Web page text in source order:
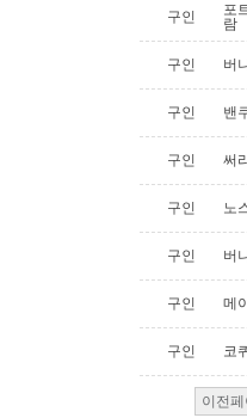
구인
포
람
구인 버
구인 밴
구인 써리
구인 노
구인 버
구인 메
구인 코
이전페